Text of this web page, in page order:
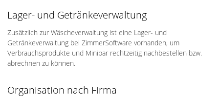
Lager- und Getränkeverwaltung
Zusätzlich zur Wäscheverwaltung ist eine Lager- und
Getränkeverwaltung bei ZimmerSoftware vorhanden, um
Verbrauchsprodukte und Minibar rechtzeitig nachbestellen bzw.
abrechnen zu können.
Organisation nach Firma